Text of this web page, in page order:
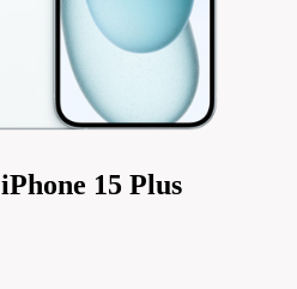
iPhone 15 Plus